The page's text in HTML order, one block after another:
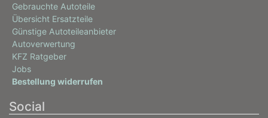
Gebrauchte Autoteile
Übersicht Ersatzteile
Günstige Autoteileanbieter
Autoverwertung
KFZ Ratgeber
Jobs
Bestellung widerrufen
Social